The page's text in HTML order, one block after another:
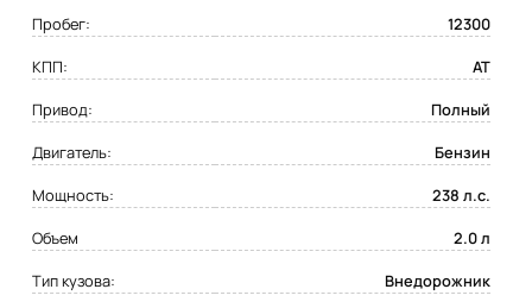
Пробег:
12300
КПП:
AT
Привод:
Полный
Двигатель:
Бензин
Мощность:
238 л.с.
Объем
2.0 л
Тип кузова:
Внедорожник